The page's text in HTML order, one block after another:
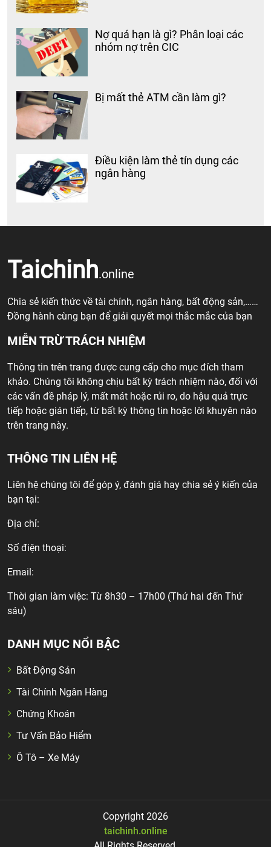
Nợ quá hạn là gì? Phân loại các
nhóm nợ trên CIC
Bị mất thẻ ATM cần làm gì?
Điều kiện làm thẻ tín dụng các
ngân hàng
Taichinh.online
Chia sẻ kiến thức về tài chính, ngân hàng, bất động sản,……
Đồng hành cùng bạn để giải quyết mọi thắc mắc của bạn
MIỄN TRỪ TRÁCH NHIỆM
Thông tin trên trang được cung cấp cho mục đích tham
khảo. Chúng tôi không chịu bất kỳ trách nhiệm nào, đối với
các vấn đề pháp lý, mất mát hoặc rủi ro, do hậu quả trực
tiếp hoặc gián tiếp, từ bất kỳ thông tin hoặc lời khuyên nào
trên trang này.
THÔNG TIN LIÊN HỆ
Liên hệ chúng tôi để góp ý, đánh giá hay chia sẻ ý kiến của
bạn tại:
Địa chỉ:
Số điện thoại:
Email:
Thời gian làm việc: Từ 8h30 – 17h00 (Thứ hai đến Thứ
sáu)
DANH MỤC NỔI BẬC
Bất Động Sản
Tài Chính Ngân Hàng
Chứng Khoán
Tư Vấn Bảo Hiểm
Ô Tô – Xe Máy
Copyright 2026
taichinh.online